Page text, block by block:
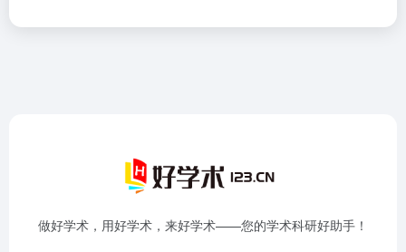
做好学术，用好学术，来好学术——您的学术科研好助手！